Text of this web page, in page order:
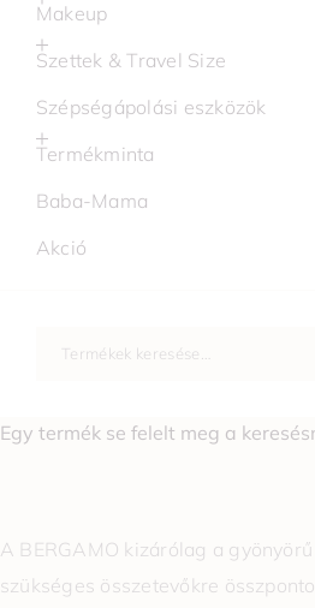
Makeup
Szettek & Travel Size
Szépségápolási eszközök
Termékminta
Baba-Mama
Akció
Egy termék se felelt meg a
A BERGAMO kizárólag a
szükséges összetevőkre